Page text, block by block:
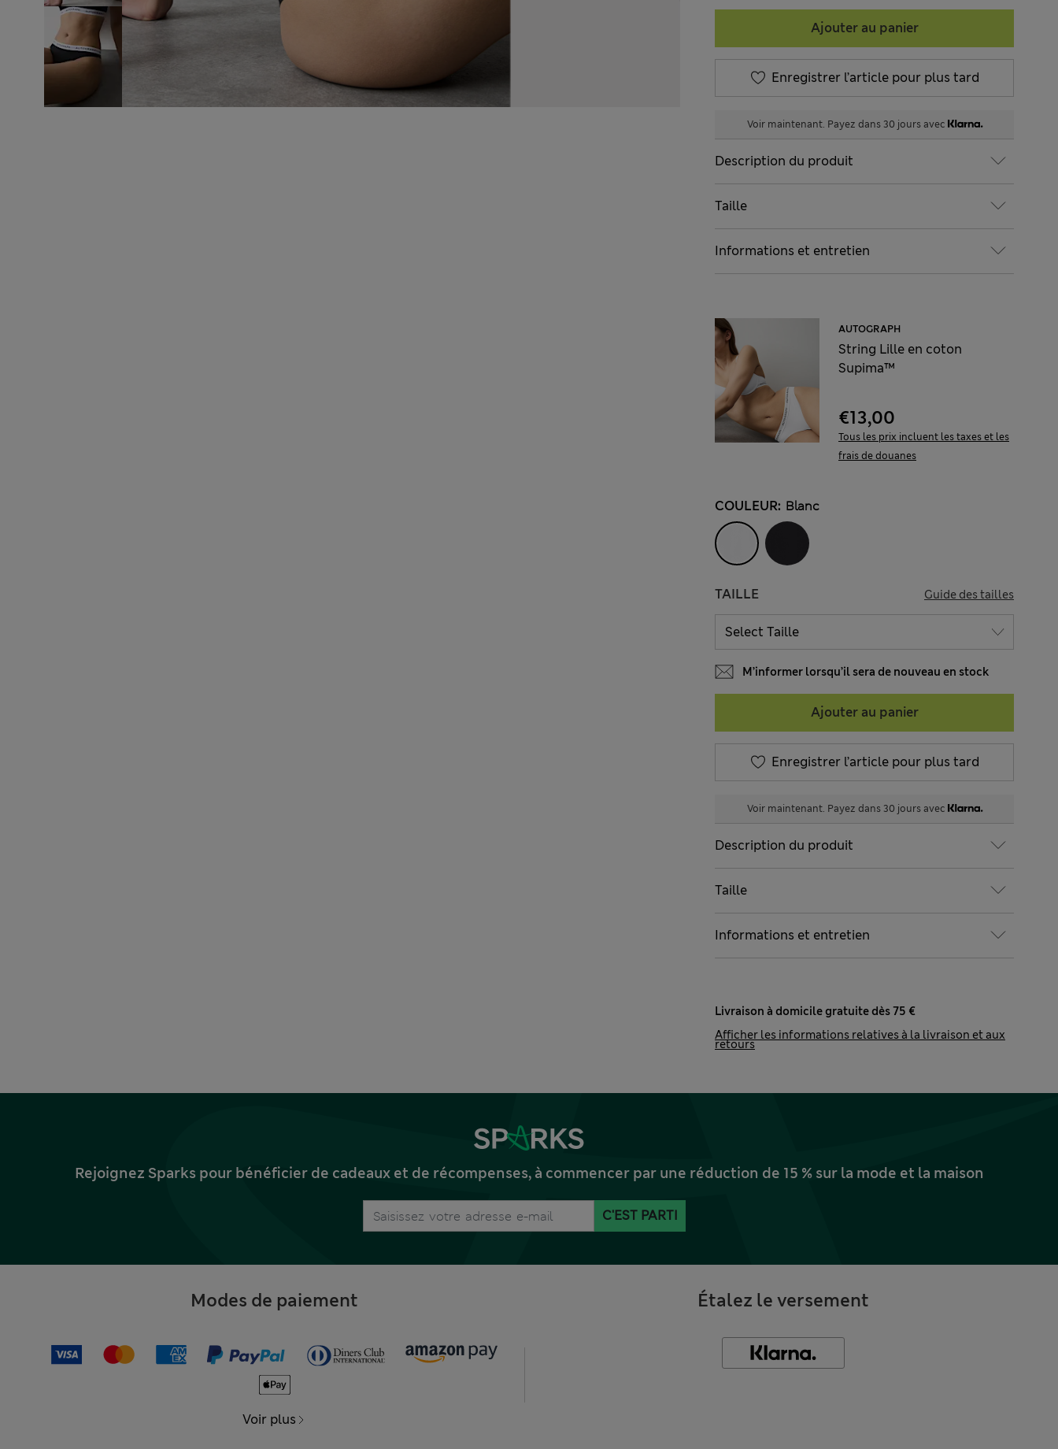
Ajouter au panier
Enregistrer l’article pour plus tard
Voir maintenant. Payez dans 30 jours avec
Description du produit
Taille
Informations et entretien
AUTOGRAPH
String Lille en coton
Supima™
€13,00
Tous les prix incluent les taxes et les
frais de douanes
COULEUR: Blanc
TAILLE Guide des tailles
M’informer lorsqu’il sera de nouveau en stock
Ajouter au panier
Enregistrer l’article pour plus tard
Voir maintenant. Payez dans 30 jours avec
Description du produit
Taille
Informations et entretien
Livraison à domicile gratuite dès 75 €
Afficher les informations relatives à la livraison et aux
retours
Rejoignez Sparks pour bénéficier de cadeaux et de récompenses, à commencer par une réduction de 15 % sur la mode et la maison
C'EST PARTI
Modes de paiement
Voir plus
Étalez le versement